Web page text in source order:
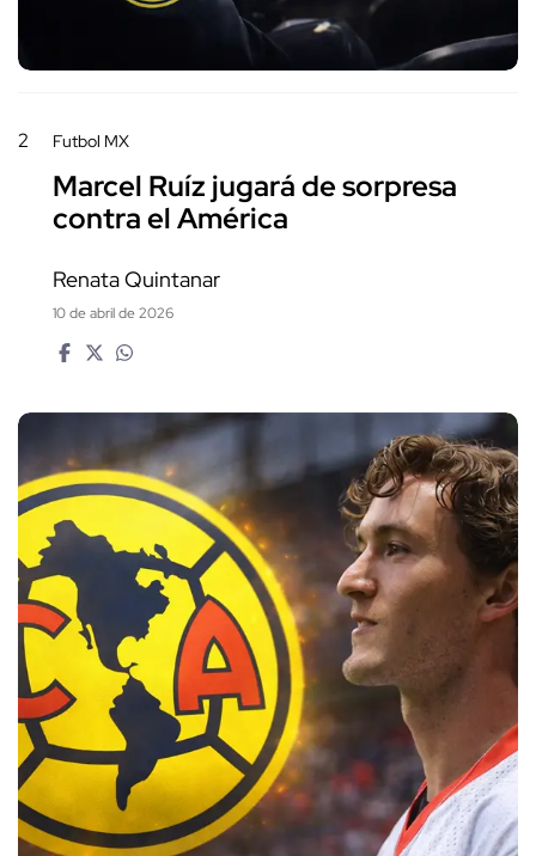
2 Futbol MX
Marcel Ruíz jugará de sorpresa
contra el América
Renata Quintanar
10 de abril de 2026